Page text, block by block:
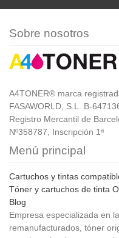
Sobre nosotros
A4TONER® marca
FASAWORLD, S.L. B-
Registro Mercantil de
Nº358787, Inscripción 1ª
Menú principal
Cartuchos y tintas
Tóner y cartuchos de tinta
Blog
Empresa especializada en
remanufacturados, tóner